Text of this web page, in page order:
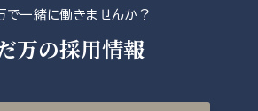
で一緒に働きませんか？
万の採用情報